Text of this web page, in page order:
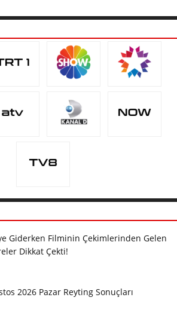
Giderken Filminin Çekimlerinden Gelen
Dikkat Çekti!
2026 Pazar Reyting Sonuçları